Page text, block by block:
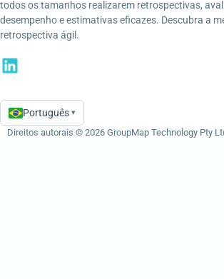
todos os tamanhos realizarem retrospectivas,
desempenho e estimativas eficazes. Descubra a
retrospectiva ágil.
Language
Português ▾
Direitos autorais © 2026 GroupMap Technology Pty